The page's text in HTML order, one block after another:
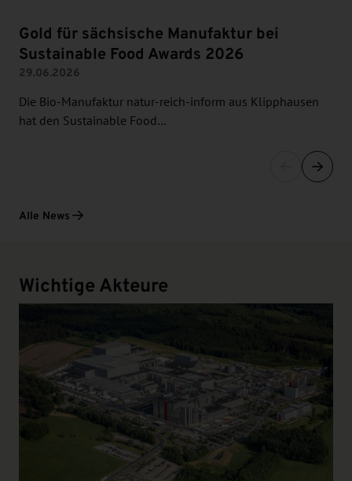
Gold für sächsische Manufaktur bei
Sustainable Food Awards 2026
29.06.2026
Die Bio-Manufaktur natur-reich-inform aus Klipphausen
hat den Sustainable Food…
Alle News
Wichtige Akteure